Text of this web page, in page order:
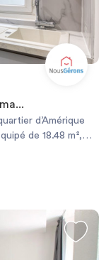
d’Amérique
de 18.48 m²,
l’animation du
disponible sur